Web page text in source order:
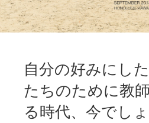
自分の好みにし
たちのために教
る時代、今でしょ